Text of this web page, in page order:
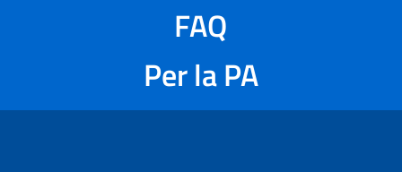
FAQ
Per la PA